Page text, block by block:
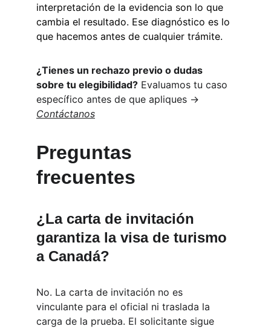
interpretación de la evidencia son lo que
cambia el resultado. Ese diagnóstico es lo
que hacemos antes de cualquier trámite.
¿Tienes un rechazo previo o dudas
sobre tu elegibilidad? Evaluamos tu caso
específico antes de que apliques →
Contáctanos
Preguntas
frecuentes
¿La carta de invitación
garantiza la visa de turismo
a Canadá?
No. La carta de invitación no es
vinculante para el oficial ni traslada la
carga de la prueba. El solicitante sigue